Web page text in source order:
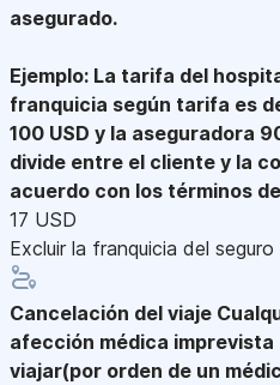
asegurado.
Ejemplo: La tarifa del
franquicia según tarifa es
100 USD y la aseguradora
divide entre el cliente y la
acuerdo con los términos
17 USD
Excluir la franquicia del
Cancelación del viaje
afección médica
viajar(por orden de un